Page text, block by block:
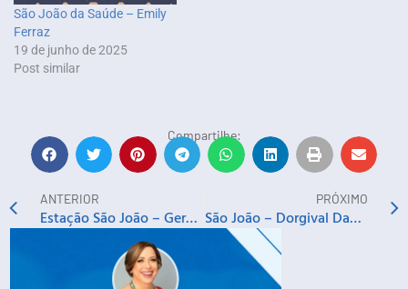
Compartilhe:
ANTERIOR
Estação São João – Geraldo Pita & Trio Alvorada Nordestina + Forró Fuzaka
PRÓXIMO
São João – Dorgival Dantas, Zé Vaqueiro, Silvanno Salles, Pablo e outros
São João da Saúde – Emily
Ferraz
19 de junho de 2025
Post similar